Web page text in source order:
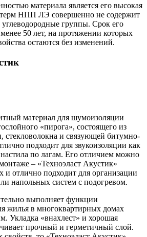
материала является его высокая
НПП ЛЭ совершенно не содержит
группы. Срок его
50 лет, на протяжении которых
остаются без изменений.
материал для шумоизоляции
«пирога», состоящего из
стекловолокна и связующей битумно-
подходит для звукоизоляции как
по лагам. Его отличием можно
– «Техноэласт Акустик»
и отлично подходит для организации
напольных систем с подогревом.
выполняет функции
жилья в многоквартирных домах
Укладка «внахлест» и хорошая
прочный и герметичный слой.